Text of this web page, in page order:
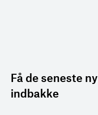
Få de seneste
indbakke